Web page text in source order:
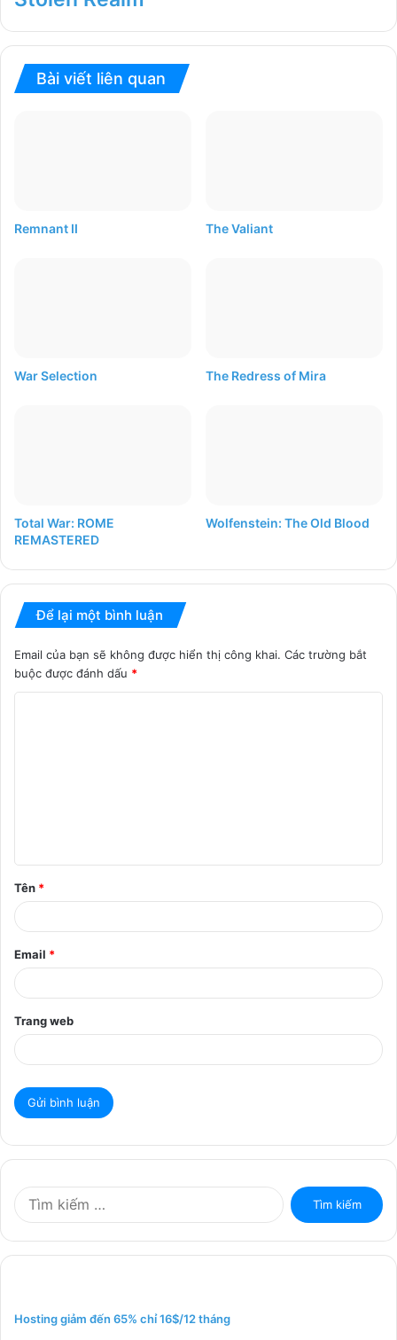
Bài viết liên quan
Remnant II The Valiant
War Selection The Redress of Mira
Total War: ROME
REMASTERED
Wolfenstein: The Old Blood
Để lại một bình luận
Email của bạn sẽ không được hiển thị công khai. Các trường bắt
buộc được đánh dấu *
ậ
n
Tên *
Email *
Trang web
Hosting giảm đến 65% chỉ 16$/12 tháng